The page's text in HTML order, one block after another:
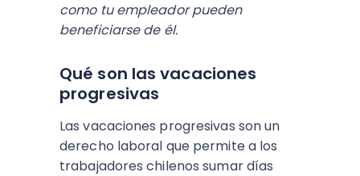
como tu empleador pueden
beneficiarse de él.
Qué son las vacaciones
progresivas
Las vacaciones progresivas son un
derecho laboral que permite a los
trabajadores chilenos sumar días